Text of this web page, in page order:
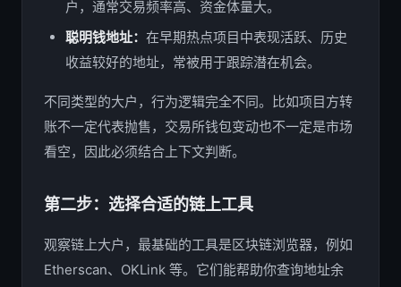
户，通常交易频率高、资金体量大。
聪明钱地址： 在早期热点项目中表现活跃、历史
收益较好的地址，常被用于跟踪潜在机会。
不同类型的大户，行为逻辑完全不同。比如项目方转
账不一定代表抛售，交易所钱包变动也不一定是市场
看空，因此必须结合上下文判断。
第二步：选择合适的链上工具
观察链上大户，最基础的工具是区块链浏览器，例如
Etherscan、OKLink 等。它们能帮助你查询地址余